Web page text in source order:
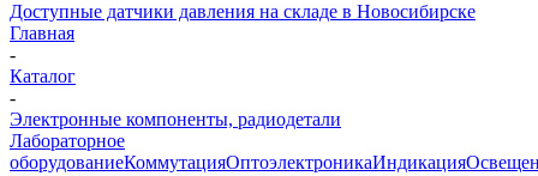
Доступные датчики давления на складе в Новосибирске
Главная
-
Каталог
-
Электронные компоненты, радиодетали
Лабораторное
оборудованиеКоммутацияОптоэлектроникаИндикация